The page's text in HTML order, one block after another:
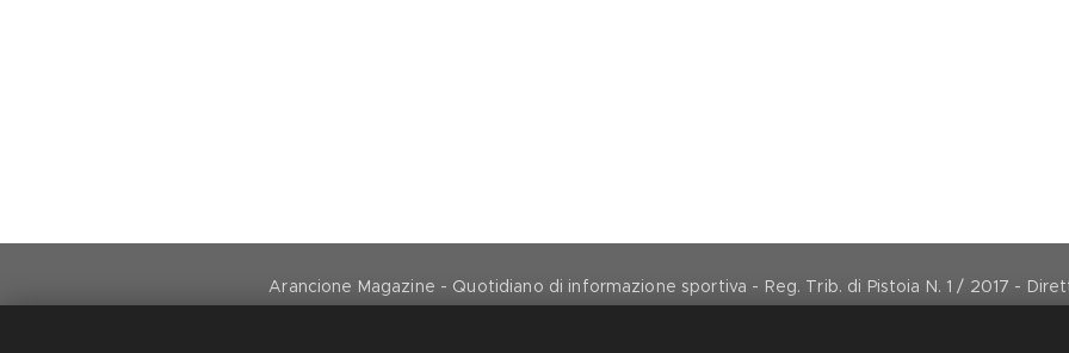
Arancione Magazine - Quotidiano di informazione sportiva - Reg. Trib. di Pistoia N. 1 / 2017 -
direttore@arancionemagazine.it